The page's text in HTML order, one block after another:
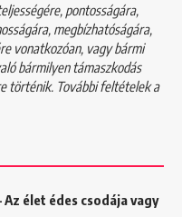
pontosságára,
megbízhatóságára,
vonatkozóan, vagy bármi
bármilyen támaszkodás
történik. További feltételek a
élet édes csodája vagy